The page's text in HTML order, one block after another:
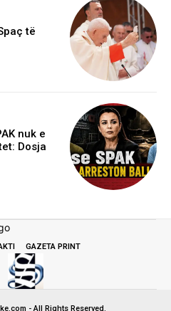
të
nuk e
Dosja
GAZETA PRINT
- All Rights Reserved.